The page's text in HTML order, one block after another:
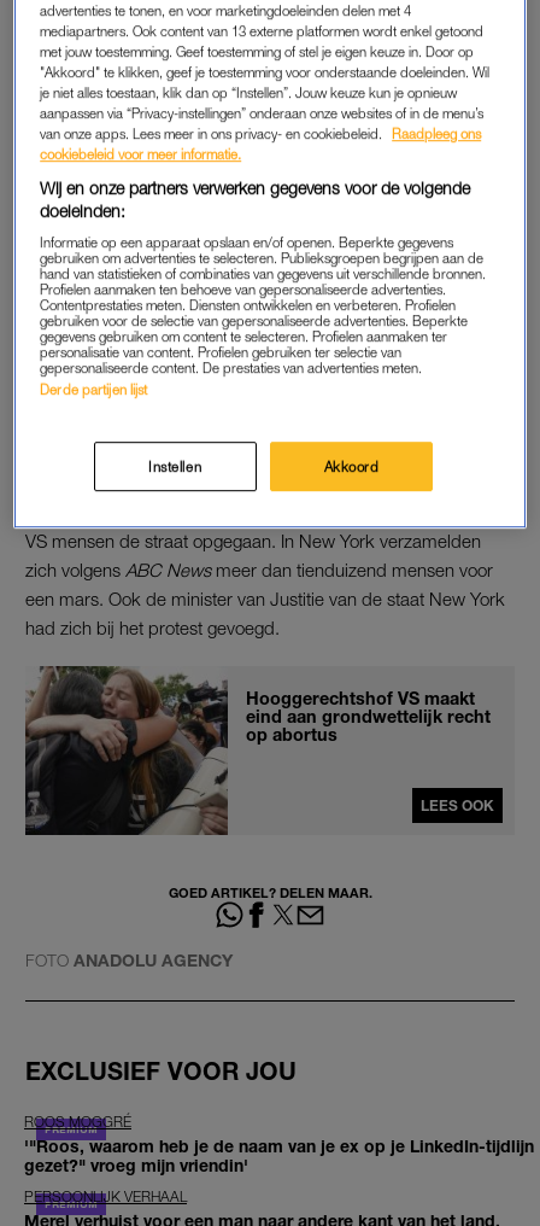
geboortebeperking en voorbehoedsmiddelen moeten
beperken. Mensen moeten de VRIJHEID hebben om te
kiezen”, schrijft de band Pearl Jam.
Actrice Alyssa Milano spreekt over een “droevige dag” voor
van vrouwen en trans mannen. Het gaat over witte suprematie,
Actrice Elizabeth Banks vindt het bijzonder dat in de VS
“iedereen een wapen” krijgt, maar dat niemand “lichamelijke
integriteit” krijgt. Ook collega Patricia Arquette maakt dezelfde
vergelijking. “Het Hooggerechtshof is een totale ramp”, schrijft
de actrice.
DE STRAAT OP
VS mensen de straat opgegaan. In New York verzamelden
zich volgens ABC Newsmeer dan tienduizend mensen voor
een mars. Ook de minister van Justitie van de staat New York
had zich bij het protest gevoegd.
Hooggerechtshof VS maakt
eind aan grondwettelijk recht
op abortus
LEES OOK
GOED ARTIKEL? DELEN MAAR.
FOTO ANADOLU AGENCY
EXCLUSIEF VOOR JOU
ROOS MOGGRÉ
'"Roos, waarom heb je de naam van je ex op je LinkedIn-tijdlijn
gezet?" vroeg mijn vriendin'
PERSOONLIJK VERHAAL
Merel verhuist voor een man naar andere kant van het land,
advertenties te tonen, en voor marketingdoeleinden delen met 4
mediapartners. Ook content van 13 externe platformen wordt enkel getoond
met jouw toestemming. Geef toestemming of stel je eigen keuze in. Door op
"Akkoord" te klikken, geef je toestemming voor onderstaande doeleinden. Wil
je niet alles toestaan, klik dan op “Instellen”. Jouw keuze kun je opnieuw
aanpassen via “Privacy-instellingen” onderaan onze websites of in de menu’s
van onze apps. Lees meer in ons privacy- en cookiebeleid.
Raadpleeg ons
cookiebeleid voor meer informatie.
Wij en onze partners verwerken gegevens voor de volgende
doeleinden:
Informatie op een apparaat opslaan en/of openen. Beperkte gegevens
gebruiken om advertenties te selecteren. Publieksgroepen begrijpen aan de
hand van statistieken of combinaties van gegevens uit verschillende bronnen.
Profielen aanmaken ten behoeve van gepersonaliseerde advertenties.
Contentprestaties meten. Diensten ontwikkelen en verbeteren. Profielen
gebruiken voor de selectie van gepersonaliseerde advertenties. Beperkte
gegevens gebruiken om content te selecteren. Profielen aanmaken ter
personalisatie van content. Profielen gebruiken ter selectie van
gepersonaliseerde content. De prestaties van advertenties meten.
Derde partijen lijst
Instellen Akkoord